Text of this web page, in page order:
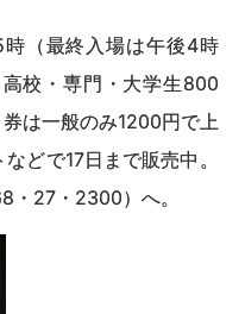
（最終入場は午後4時
校・専門・大学生800
は一般のみ1200円で上
どで17日まで販売中。
27・2300）へ。